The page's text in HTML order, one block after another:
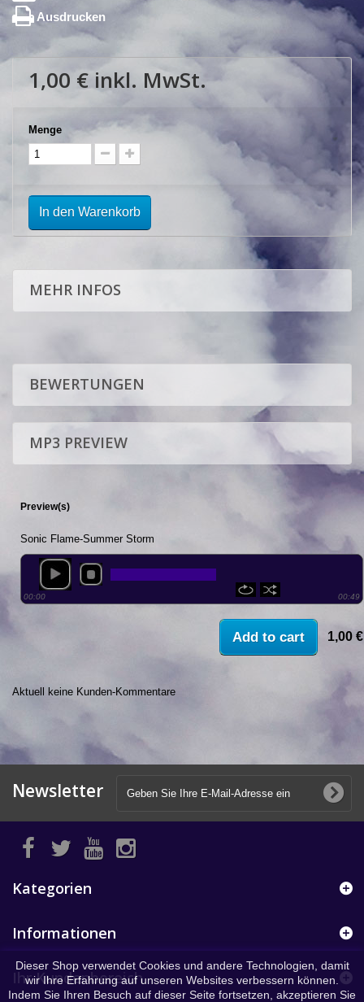
Dieser Shop verwendet Cookies und andere Technologien, damit
wir Ihre Erfahrung auf unseren Websites verbessern können.
Indem Sie Ihren Besuch auf dieser Seite fortsetzen, akzeptieren Sie
Ausdrucken
1,00 € inkl. MwSt.
Menge
In den Warenkorb
MEHR INFOS
BEWERTUNGEN
MP3 PREVIEW
Preview(s)
Sonic Flame-Summer Storm
00:00 00:49
1,00 €
Add to cart
Aktuell keine Kunden-Kommentare
Newsletter
Kategorien
Informationen
Ihr Kundenbereich